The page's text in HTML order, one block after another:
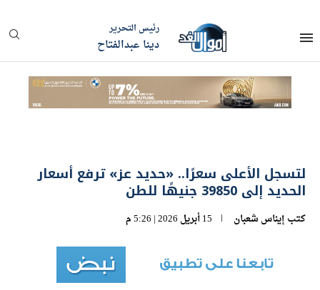
رئيس التحرير
دينا عبدالفتاح
لتسجل الأعلى سعرًا.. «حديد عز» ترفع أسعار
الحديد إلى 39850 جنيهًا للطن
كتب إيناس شعبان 15 أبريل 2026 | 5:26 م